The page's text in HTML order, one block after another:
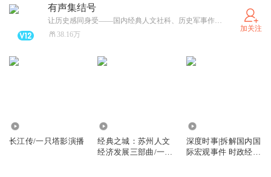
有声集结号
让历史感同身受――国内经典人文社科、历史军事作品主播平台。
38.16万
加关注
长江传/一只塔影演播
经典之城：苏州人文
经济发展三部曲/一只
深度时事|拆解国内国
际宏观事件 时政经济